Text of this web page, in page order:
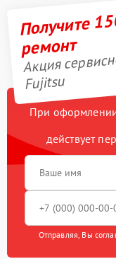
Получите
ремонт
Акция
Fujitsu
При
действует
Отправляя, Вы